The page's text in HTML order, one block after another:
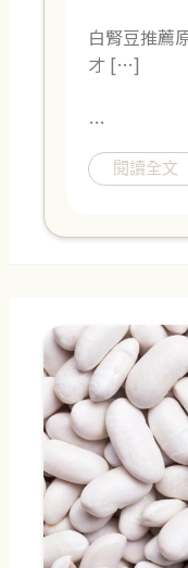
白腎豆推薦
才 […]
…
閱讀全文